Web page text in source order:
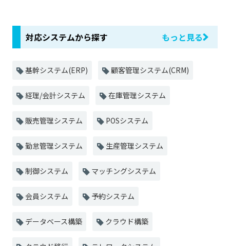
対応システムから探す もっと見る
基幹システム(ERP) 顧客管理システム(CRM)
経理/会計システム 在庫管理システム
販売管理システム POSシステム
勤怠管理システム 生産管理システム
制御システム マッチングシステム
会員システム 予約システム
データベース構築 クラウド構築